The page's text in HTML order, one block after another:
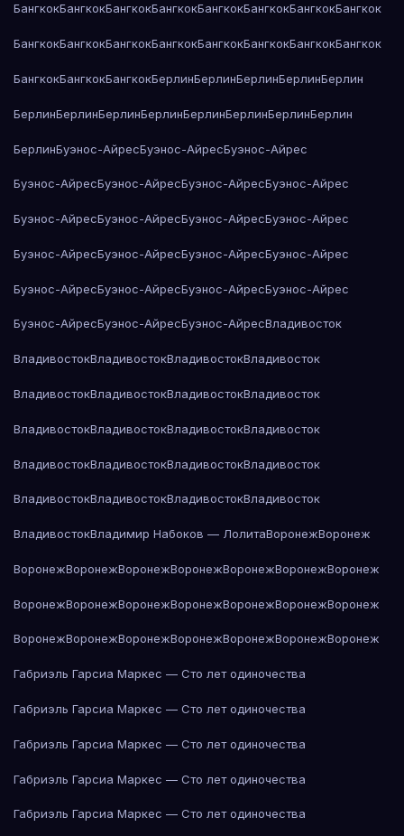
БангкокБангкокБангкокБангкокБангкокБангкокБангкокБангкок
БангкокБангкокБангкокБангкокБангкокБангкокБангкокБангкок
БангкокБангкокБангкокБерлинБерлинБерлинБерлинБерлин
БерлинБерлинБерлинБерлинБерлинБерлинБерлинБерлин
БерлинБуэнос-АйресБуэнос-АйресБуэнос-Айрес
Буэнос-АйресБуэнос-АйресБуэнос-АйресБуэнос-Айрес
Буэнос-АйресБуэнос-АйресБуэнос-АйресБуэнос-Айрес
Буэнос-АйресБуэнос-АйресБуэнос-АйресБуэнос-Айрес
Буэнос-АйресБуэнос-АйресБуэнос-АйресБуэнос-Айрес
Буэнос-АйресБуэнос-АйресБуэнос-АйресВладивосток
ВладивостокВладивостокВладивостокВладивосток
ВладивостокВладивостокВладивостокВладивосток
ВладивостокВладивостокВладивостокВладивосток
ВладивостокВладивостокВладивостокВладивосток
ВладивостокВладивостокВладивостокВладивосток
ВладивостокВладимир Набоков — ЛолитаВоронежВоронеж
ВоронежВоронежВоронежВоронежВоронежВоронежВоронеж
ВоронежВоронежВоронежВоронежВоронежВоронежВоронеж
ВоронежВоронежВоронежВоронежВоронежВоронежВоронеж
Габриэль Гарсиа Маркес — Сто лет одиночества
Габриэль Гарсиа Маркес — Сто лет одиночества
Габриэль Гарсиа Маркес — Сто лет одиночества
Габриэль Гарсиа Маркес — Сто лет одиночества
Габриэль Гарсиа Маркес — Сто лет одиночества